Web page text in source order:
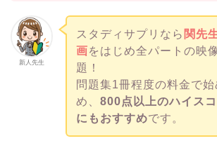
新人先生
スタディサプリなら 関先
画をはじめ全パートの映
題！
問題集1冊程度の料金で始
め、 800点以上のハイス
にもおすすめです。